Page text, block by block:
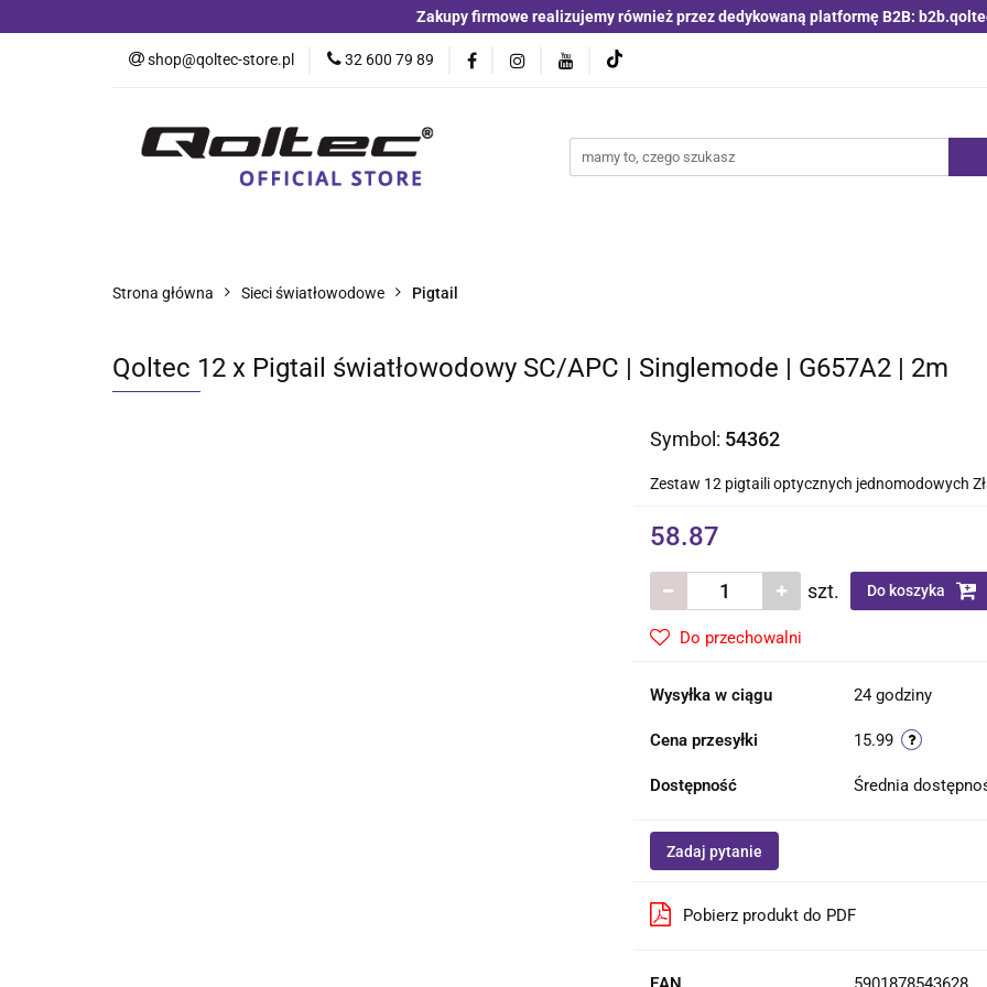
Zakupy firmowe realizujemy również przez dedykowaną platformę B2B:
shop@qoltec-store.pl 32 600 79 89
Blog
Kategorie Czujniki i detektory Switche | Ethernet Anteny LTE 4G 5G
Strona główna Sieci światłowodowe Pigtail
Qoltec 12 x Pigtail światłowodowy SC/APC | Singlemode | G657A2 | 2m
Symbol: 54362
Zestaw 12 pigtaili optycznych jednomodowych
58.87
szt. Do koszyka
Do przechowalni
Wysyłka w ciągu 24 godziny
Cena przesyłki 15.99
Dostępność Średnia
Zadaj pytanie
Pobierz produkt do PDF